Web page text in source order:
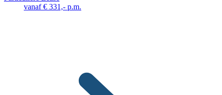
vanaf € 331,- p.m.